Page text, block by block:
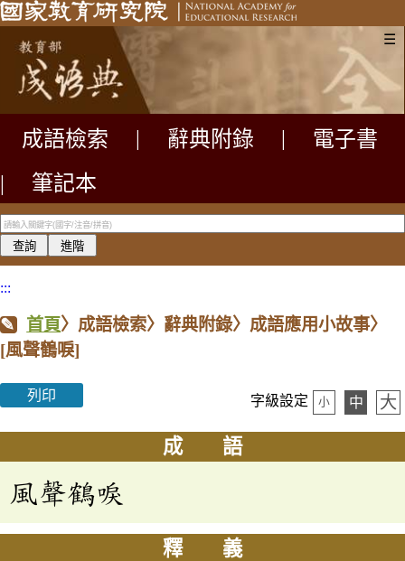
☰
成語檢索 辭典附錄
電子書
|
筆記本
:::
首頁〉成語檢索〉辭典附錄〉成語應用小故事〉
[風聲鶴唳]
列印 字級設定 小 中 大
成 語
風聲鶴唳
釋 義